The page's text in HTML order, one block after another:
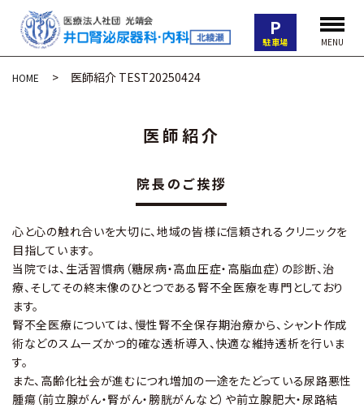
P
駐車場 MENU
HOME 医師紹介 TEST20250424
医師紹介
院長のご挨拶
心と心の触れ合いを大切に、地域の皆様に信頼されるクリニックを
目指しています。
当院では、生活習慣病（糖尿病・高血圧症・高脂血症）の診断、治
療、そしてその終末像のひとつである腎不全医療を専門としており
ます。
腎不全医療については、慢性腎不全保存期治療から、シャント作成
術などのスムーズかつ的確な透析導入、快適な維持透析を行いま
す。
また、高齢化社会が進むにつれ増加の一途をたどっている尿路悪性
腫瘍（前立腺がん・腎がん・膀胱がんなど）や前立腺肥大・尿路結